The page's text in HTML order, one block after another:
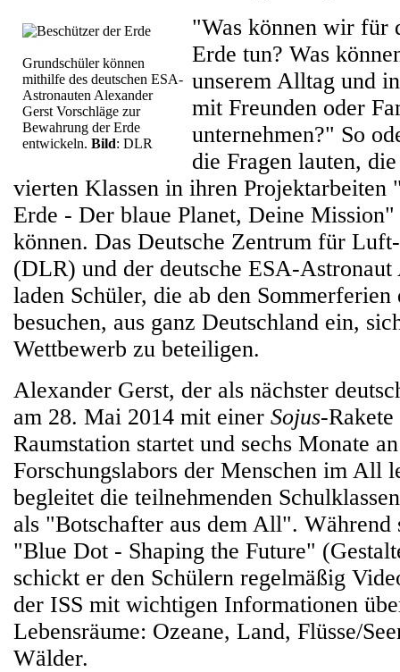
Grundschüler können
mithilfe des deutschen ESA-
Astronauten Alexander
Gerst Vorschläge zur
Bewahrung der Erde
entwickeln. Bild: DLR
"Was können wir für
Erde tun? Was
unserem Alltag und
mit Freunden oder
unternehmen?" So
die Fragen lauten,
vierten Klassen in ihren Projektarbeiten
Erde - Der blaue Planet, Deine
können. Das Deutsche Zentrum für
(DLR) und der deutsche ESA-Astronaut
laden Schüler, die ab den
besuchen, aus ganz Deutschland ein,
Wettbewerb zu beteiligen.
Alexander Gerst, der als nächster
am 28. Mai 2014 mit einer Sojus-
Raumstation startet und sechs Monate
Forschungslabors der Menschen im All
begleitet die teilnehmenden
als "Botschafter aus dem All". Während
"Blue Dot - Shaping the Future"
schickt er den Schülern regelmäßig
der ISS mit wichtigen Informationen
Lebensräume: Ozeane, Land, Flüsse/
Wälder.